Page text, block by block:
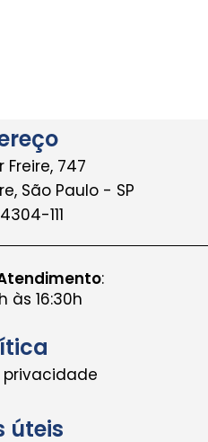
Freire, 747
São Paulo - SP
111
:
às 16:30h
úteis